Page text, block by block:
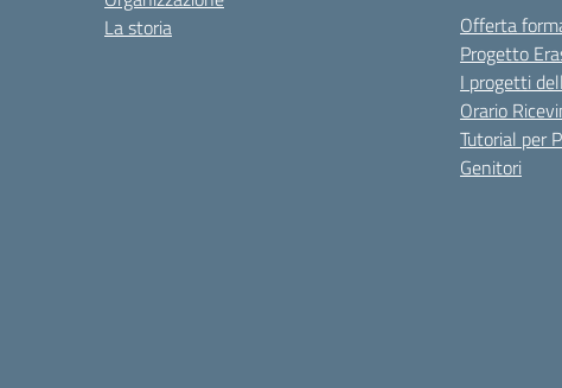
La storia
Offerta
Progetto
I progetti
Orario
Tutorial per
Genitori